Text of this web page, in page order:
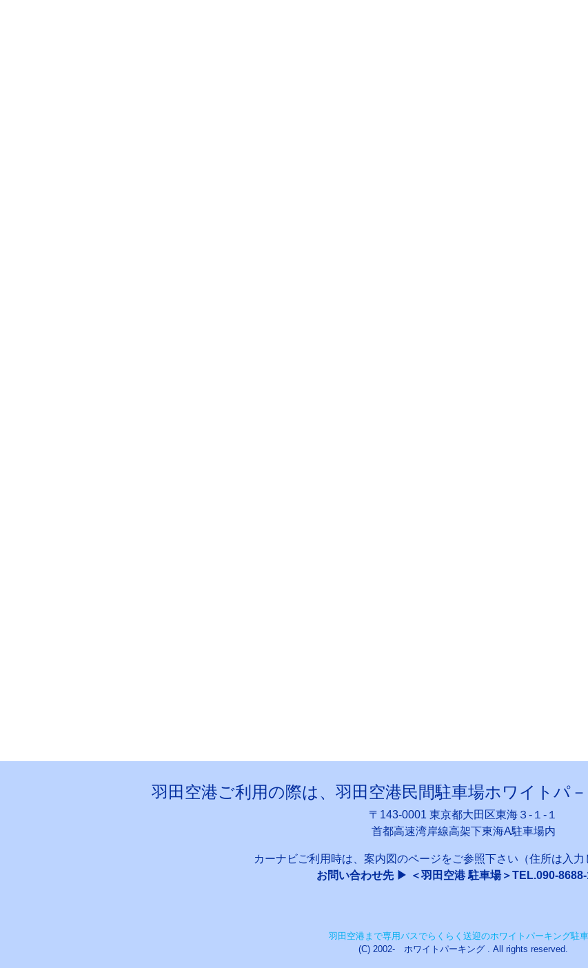
羽田空港ご利用の際は、羽田空港民間駐車場ホワイトパ
〒143-0001 東京都大田区東海３-１-１
首都高速湾岸線高架下東海A駐車場内
カーナビご利用時は、案内図のページをご参照下さい（住所は入力
お問い合わせ先 ▶ ＜羽田空港 駐車場＞TEL.090-8688-
羽田空港まで専用バスでらくらく送迎のホワイトパーキング駐
(C) 2002- ホワイトパーキング . All rights reserved.